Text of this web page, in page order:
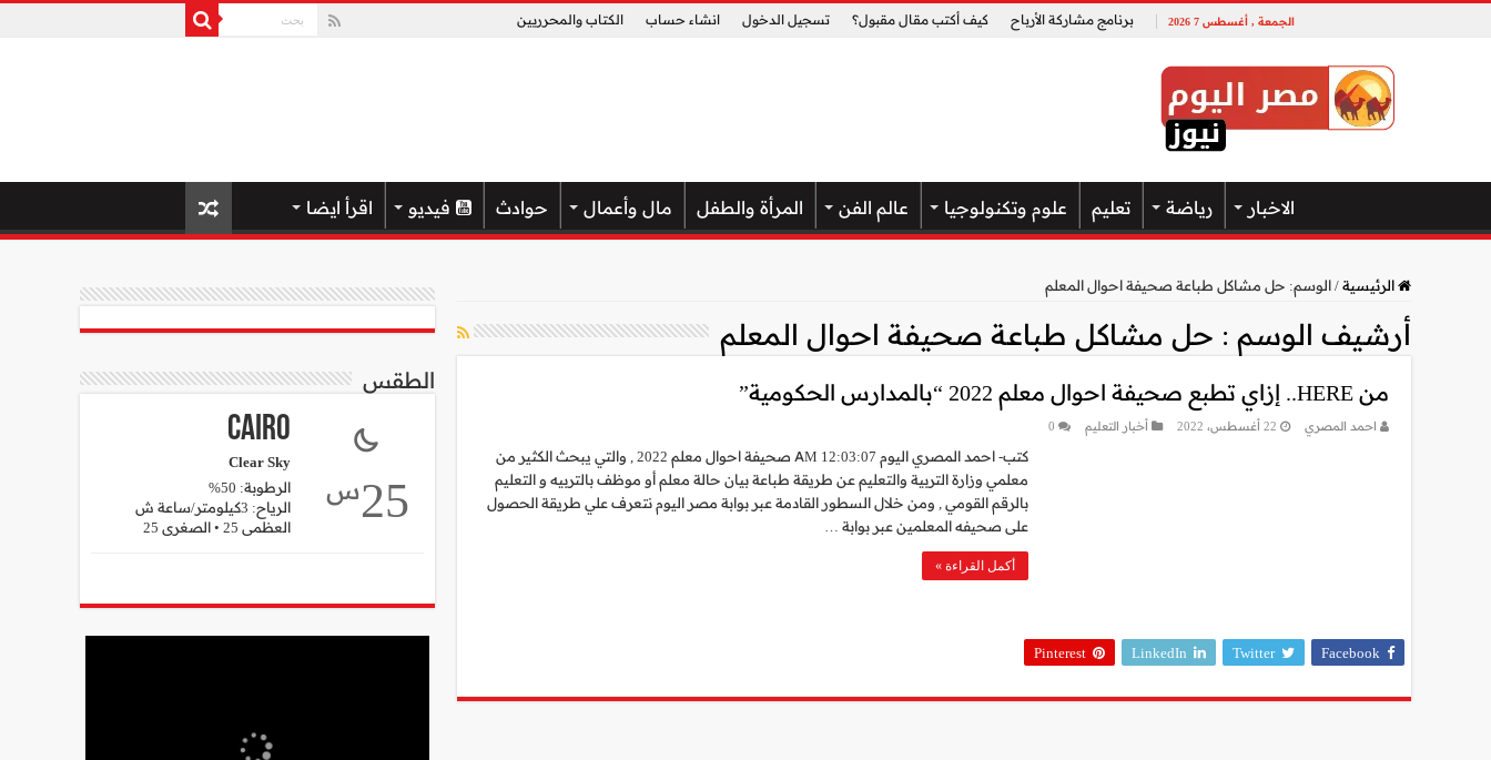
الجمعة , أغسطس 7 2026 برنامج مشاركة الأرباح كيف أكتب مقال مقبول؟ تسجيل الدخول انشاء حساب الكتاب والمحرريين
الاخبار رياضة تعليم علوم وتكنولوجيا عالم الفن المرأة والطفل مال وأعمال حوادث فيديو اقرأ ايضا
الرئيسية/الوسم: حل مشاكل طباعة صحيفة احوال المعلم
أرشيف الوسم : حل مشاكل طباعة صحيفة احوال المعلم
من HERE.. إزاي تطبع صحيفة احوال معلم 2022 “بالمدارس الحكومية”
احمد المصري 22 أغسطس، 2022 أخبار التعليم 0
كتب- احمد المصري اليوم 12:03:07 AM صحيفة احوال معلم 2022 , والتي يبحث الكثير من
معلمي وزارة التربية والتعليم عن طريقة طباعة بيان حالة معلم أو موظف بالتربيه و التعليم
بالرقم القومي , ومن خلال السطور القادمة عبر بوابة مصر اليوم نتعرف علي طريقة الحصول
على صحيفه المعلمين عبر بوابة …
أكمل القراءة »
Facebook
Twitter
LinkedIn
Pinterest
الطقس
25س
Cairo
Clear Sky
الرطوبة: 50%
الرياح: 3كيلومتر/ساعة ش
العظمى 25 • الصغرى 25